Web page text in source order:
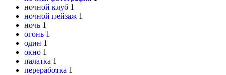
ночной клуб 1
ночной пейзаж 1
ночь 1
огонь 1
один 1
окно 1
палатка 1
переработка 1